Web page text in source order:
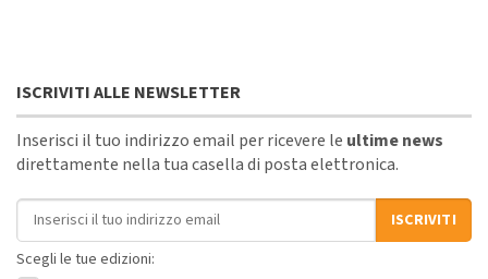
ISCRIVITI ALLE NEWSLETTER
Inserisci il tuo indirizzo email per ricevere le ultime news
direttamente nella tua casella di posta elettronica.
Indirizzo email
ISCRIVITI
Scegli le tue edizioni: